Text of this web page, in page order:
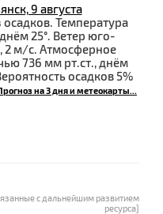
9 августа
Температура
25°. Ветер юго-
2 м/с. Атмосферное
736 мм рт.ст., днём
осадков 5%
на 3 дня и метеокарты...
с дальнейшим развитием
ресурса]